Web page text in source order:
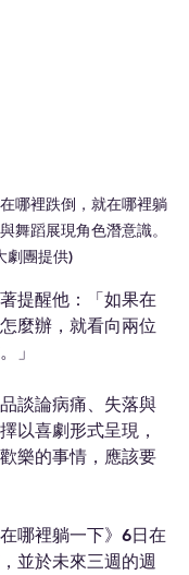
哪裡跌倒，就在哪裡躺
舞蹈展現角色潛意識。
劇團提供)
提醒他：「如果在
麼辦，就看向兩位
」
談論病痛、失落與
以喜劇形式呈現，
樂的事情，應該要
哪裡躺一下》6日在
並於未來三週的週